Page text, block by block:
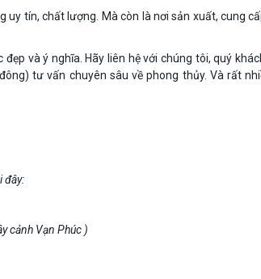
tín, chất lượng. Mà còn là nơi sản xuất, cung
và ý nghĩa. Hãy liên hệ với chúng tôi, quý
tư vấn chuyên sâu về phong thủy. Và rất
đây:
cảnh Vạn Phúc )